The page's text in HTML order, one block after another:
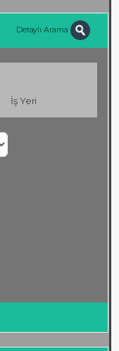
Detaylı Arama
İş Yeri